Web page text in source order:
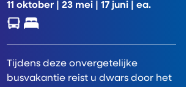
11 oktober| 23 mei 17 juni | ea.
Tijdens deze onvergetelijke
busvakantie reist u dwars door het